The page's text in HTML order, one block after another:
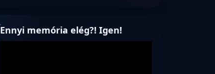
Ennyi memória elég?! Igen!